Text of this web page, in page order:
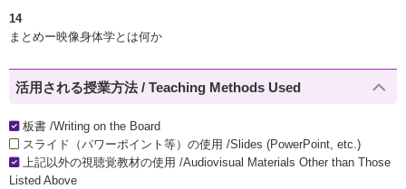
14
まとめー映像身体学とは何か
活用される授業方法 / Teaching Methods Used
板書 /Writing on the Board
スライド（パワーポイント等）の使用 /Slides (PowerPoint, etc.)
上記以外の視聴覚教材の使用 /Audiovisual Materials Other than Those
Listed Above